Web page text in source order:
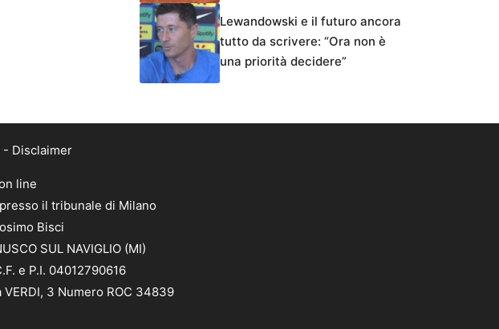
Lewandowski e il futuro ancora
tutto da scrivere: “Ora non è
una priorità decidere”
- Disclaimer
line
il tribunale di Milano
Bisci
SUL NAVIGLIO (MI)
e P.I. 04012790616
VERDI, 3 Numero ROC 34839